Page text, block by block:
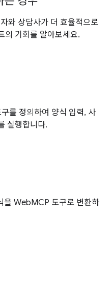
와 상담사가 더 효율적으로
의 기회를 알아보세요.
를 정의하여 양식 입력, 사
실행합니다.
을 WebMCP 도구로 변환하